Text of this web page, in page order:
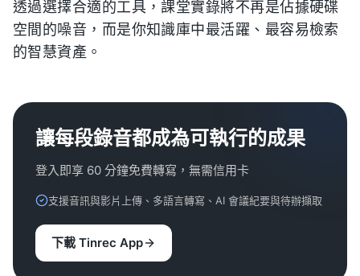
透過選擇合適的工具，課堂實錄將不再是佔據硬碟
空間的噪音，而是你知識庫中最活躍、最容易檢索
的智慧資產。
讓每段錄音都成為可執行的成果
登入即享 60 分鐘免費轉寫，無需信用卡
支援音訊與影片上傳、多語言轉寫、AI 會議紀要與待辦擷取
下載 Tinrec App